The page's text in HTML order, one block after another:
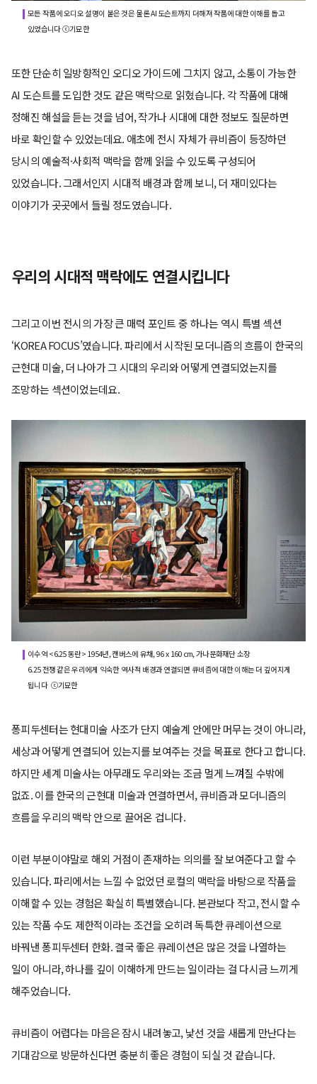
모든 작품에 오디오 설명이 붙은 것은 물론 AI 도슨트까지 더해져 작품에 대한 이해를 돕고
있었습니다 ⓒ기묘한
또한 단순히 일방향적인 오디오 가이드에 그치지 않고, 소통이 가능한
AI 도슨트를 도입한 것도 같은 맥락으로 읽혔습니다. 각 작품에 대해
정해진 해설을 듣는 것을 넘어, 작가나 시대에 대한 정보도 질문하면
바로 확인할 수 있었는데요. 애초에 전시 자체가 큐비즘이 등장하던
당시의 예술적·사회적 맥락을 함께 읽을 수 있도록 구성되어
있었습니다. 그래서인지 시대적 배경과 함께 보니, 더 재미있다는
이야기가 곳곳에서 들릴 정도였습니다.
우리의 시대적 맥락에도 연결시킵니다
그리고 이번 전시의 가장 큰 매력 포인트 중 하나는 역시 특별 섹션
‘KOREA FOCUS’였습니다. 파리에서 시작된 모더니즘의 흐름이 한국의
근현대 미술, 더 나아가 그 시대의 우리와 어떻게 연결되었는지를
조망하는 섹션이었는데요.
이수억 <6.25 동란> 1954년, 캔버스에 유채, 96 x 160 cm, 가나문화재단 소장
6.25 전쟁 같은 우리에게 익숙한 역사적 배경과 연결되면 큐비즘에 대한 이해는 더 깊어지게
됩니다 ⓒ기묘한
퐁피두센터는 현대미술 사조가 단지 예술계 안에만 머무는 것이 아니라,
세상과 어떻게 연결되어 있는지를 보여주는 것을 목표로 한다고 합니다.
하지만 세계 미술사는 아무래도 우리와는 조금 멀게 느껴질 수밖에
없죠. 이를 한국의 근현대 미술과 연결하면서, 큐비즘과 모더니즘의
흐름을 우리의 맥락 안으로 끌어온 겁니다.
이런 부분이야말로 해외 거점이 존재하는 의의를 잘 보여준다고 할 수
있습니다. 파리에서는 느낄 수 없었던 로컬의 맥락을 바탕으로 작품을
이해할 수 있는 경험은 확실히 특별했습니다. 본관보다 작고, 전시할 수
있는 작품 수도 제한적이라는 조건을 오히려 독특한 큐레이션으로
바꿔낸 퐁피두센터 한화. 결국 좋은 큐레이션은 많은 것을 나열하는
일이 아니라, 하나를 깊이 이해하게 만드는 일이라는 걸 다시금 느끼게
해주었습니다.
큐비즘이 어렵다는 마음은 잠시 내려놓고, 낯선 것을 새롭게 만난다는
기대감으로 방문하신다면 충분히 좋은 경험이 되실 것 같습니다.